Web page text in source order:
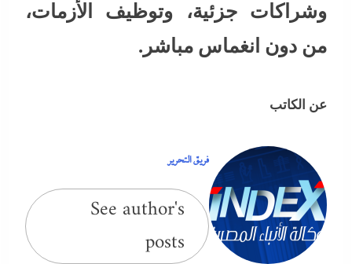
وشراكات جزئية، وتوظيف الأزمات،
من دون انغماس مباشر.
عن الكاتب
فريق التحرير
See author's
posts